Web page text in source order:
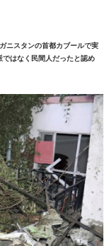
ニスタンの首都カブールで実
はなく民間人だったと認め